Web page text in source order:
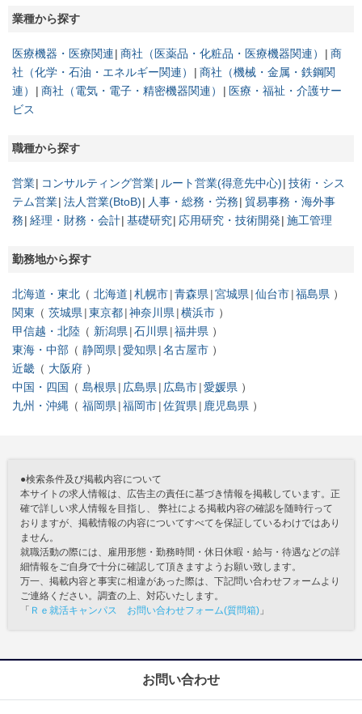
業種から探す
医療機器・医療関連 商社（医薬品・化粧品・医療機器関連）
商
社（化学・石油・エネルギー関連）
商社（機械・金属・鉄鋼関
連）
商社（電気・電子・精密機器関連）
医療・福祉・介護サー
ビス
職種から探す
営業 コンサルティング営業 ルート営業(得意先中心) 技術・シス
テム営業 法人営業(BtoB) 人事・総務・労務
貿易事務・海外事
務 経理・財務・会計 基礎研究 応用研究・技術開発 施工管理
勤務地から探す
北海道・東北 北海道 札幌市 青森県 宮城県 仙台市 福島県
関東
茨城県 東京都 神奈川県 横浜市
甲信越・北陸
新潟県 石川県 福井県
東海・中部
静岡県 愛知県 名古屋市
近畿
大阪府
中国・四国
島根県 広島県 広島市 愛媛県
九州・沖縄
福岡県 福岡市 佐賀県 鹿児島県
●検索条件及び掲載内容について
本サイトの求人情報は、広告主の責任に基づき情報を掲載しています。正
確で詳しい求人情報を目指し、 弊社による掲載内容の確認を随時行って
おりますが、掲載情報の内容についてすべてを保証しているわけではあり
ません。
就職活動の際には、雇用形態・勤務時間・休日休暇・給与・待遇などの詳
細情報をご自身で十分に確認して頂きますようお願い致します。
万一、掲載内容と事実に相違があった際は、下記問い合わせフォームより
ご連絡ください。調査の上、対応いたします。
「 Ｒｅ就活キャンパス お問い合わせフォーム(質問箱) 」
お問い合わせ